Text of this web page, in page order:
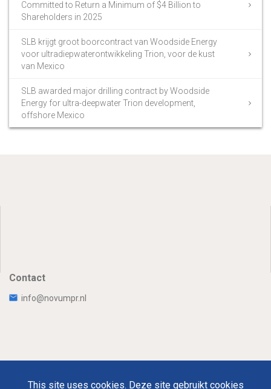
Committed to Return a Minimum of $4 Billion to
Shareholders in 2025
SLB krijgt groot boorcontract van Woodside Energy
voor ultradiepwaterontwikkeling Trion, voor de kust
van Mexico
SLB awarded major drilling contract by Woodside
Energy for ultra-deepwater Trion development,
offshore Mexico
Contact
info@novumpr.nl